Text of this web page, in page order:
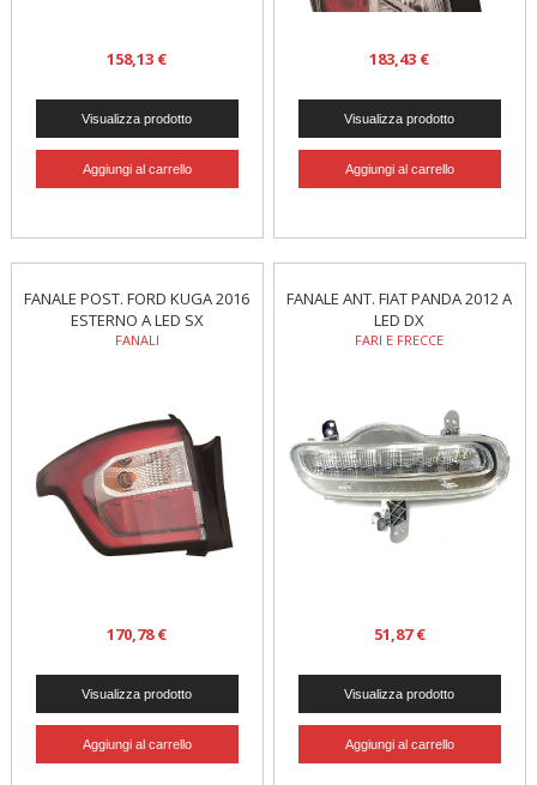
158,13 € 183,43 €
FANALE POST. FORD KUGA 2016
ESTERNO A LED SX
FANALI
170,78 €
FANALE ANT. FIAT PANDA 2012 A
LED DX
FARI E FRECCE
51,87 €